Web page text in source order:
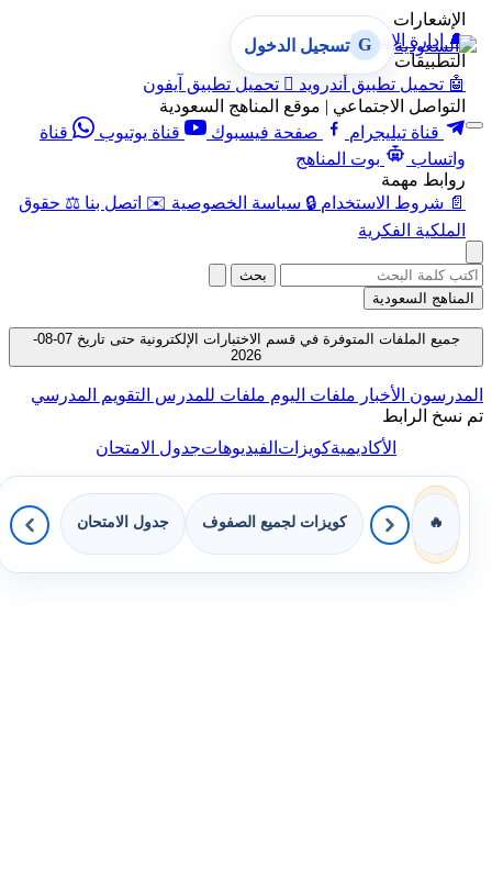
الإشعارات
🔔
إدارة الإشعارات
التطبيقات
🤖 تحميل تطبيق أندرويد  تحميل تطبيق آيفون
التواصل الاجتماعي | موقع المناهج السعودية
قناة تيليجرام
صفحة فيسبوك قناة يوتيوب
قناة
واتساب
بوت المناهج
روابط مهمة
📄 شروط الاستخدام 🔒 سياسة الخصوصية ✉️ اتصل بنا ⚖️ حقوق
الملكية الفكرية
G تسجيل الدخول
بحث
المناهج السعودية
جميع الملفات المتوفرة في قسم الاختبارات الإلكترونية حتى تاريخ 07-08-
2026
المدرسون الأخبار ملفات اليوم ملفات للمدرس التقويم المدرسي
تم نسخ الرابط
الأكاديميةكويزاتالفيديوهاتجدول الامتحان
🔥 كويزات لجميع الصفوف جدول الامتحان